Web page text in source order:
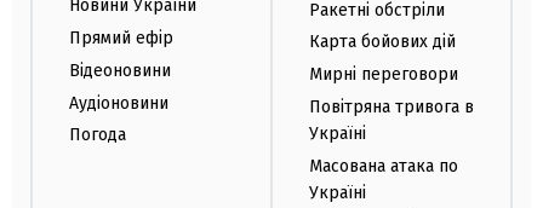
Новини України
Прямий ефір
Відеоновини
Аудіоновини
Погода
Ракетні обстріли
Карта бойових дій
Мирні переговори
Повітряна тривога в
Україні
Масована атака по
Україні